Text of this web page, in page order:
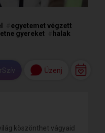
egyetemet végzett
gyereket
halak
Üzenj
köszönthet vágyaid